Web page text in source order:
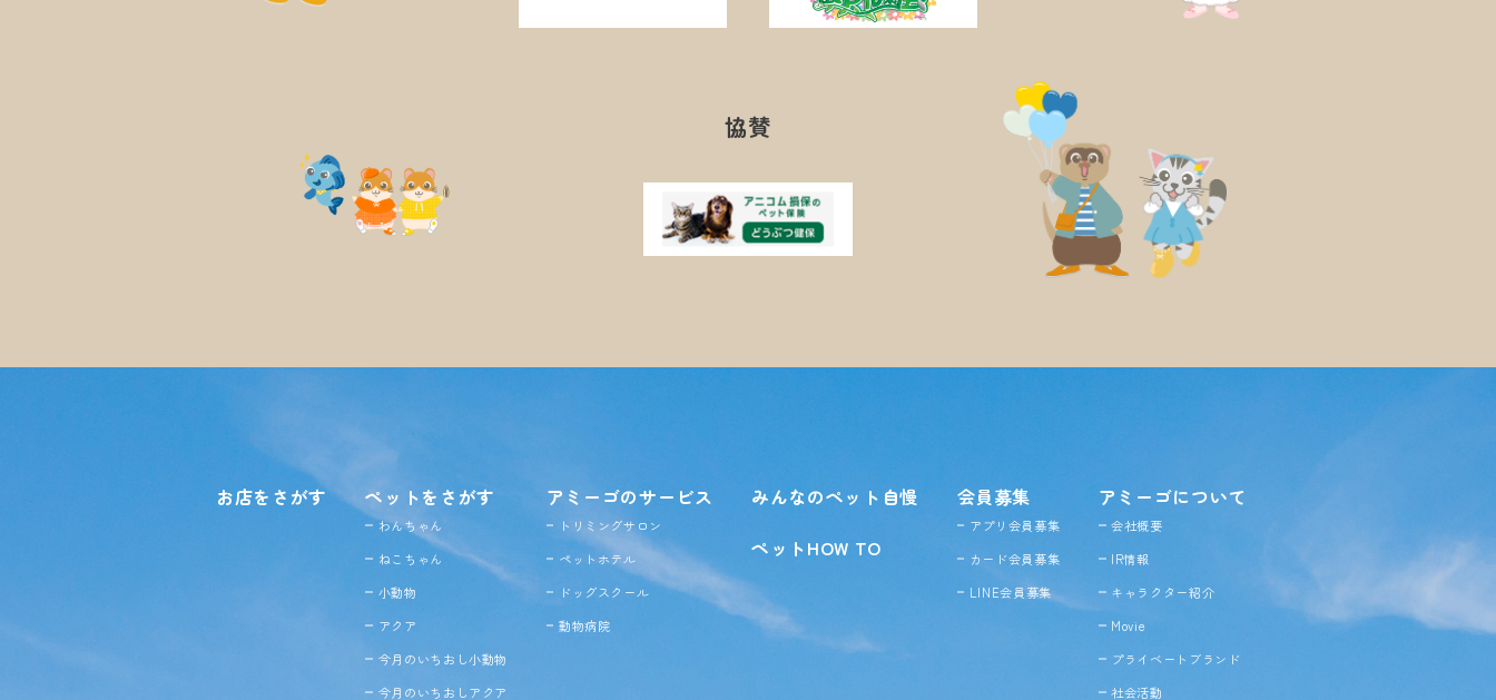
協賛
お店をさがす ペットをさがす
わんちゃん
ねこちゃん
小動物
アクア
今月のいちおし小動物
今月のいちおしアクア
アミーゴのサービス
トリミングサロン
ペットホテル
ドッグスクール
動物病院
みんなのペット自慢
ペットHOW TO
会員募集
アプリ会員募集
カード会員募集
LINE会員募集
アミーゴについて
会社概要
IR情報
キャラクター紹介
Movie
プライベートブランド
社会活動